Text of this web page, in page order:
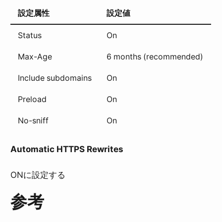
設定属性 設定値
Status On
Max-Age 6 months (recommended)
Include subdomains On
Preload On
No-sniff On
Automatic HTTPS Rewrites
ONに設定する
参考